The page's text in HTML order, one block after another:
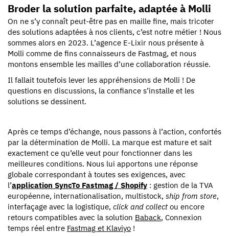
Broder la solution parfaite, adaptée à Molli
On ne s’y connaît peut-être pas en maille fine, mais tricoter
des solutions adaptées à nos clients, c’est notre métier ! Nous
sommes alors en 2023. L’agence E-Lixir nous présente à
Molli comme de fins connaisseurs de Fastmag, et nous
montons ensemble les mailles d’une collaboration réussie.
Il fallait toutefois lever les appréhensions de Molli ! De
questions en discussions, la confiance s’installe et les
solutions se dessinent.
Après ce temps d’échange, nous passons à l’action, confortés
par la détermination de Molli. La marque est mature et sait
exactement ce qu’elle veut pour fonctionner dans les
meilleures conditions. Nous lui apportons une réponse
globale correspondant à toutes ses exigences, avec
l’application SyncTo Fastmag / Shopify : gestion de la TVA
européenne, internationalisation, multistock, ship from store,
interfaçage avec la logistique, click and collectou encore
retours compatibles avec la solution Baback, Connexion
temps réel entre Fastmag et Klaviyo !